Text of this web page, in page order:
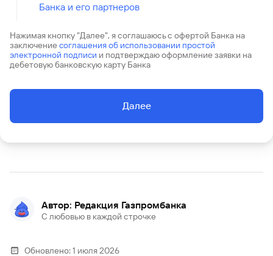
Банка и его партнеров
Нажимая кнопку "Далее", я соглашаюсь с офертой Банка на
заключениесоглашения об использовании простой
электронной подписи и подтверждаю оформление заявки на
дебетовую банковскую карту Банка
Далее
Автор: Редакция Газпромбанка
С любовью в каждой строчке
Обновлено:1 июля 2026